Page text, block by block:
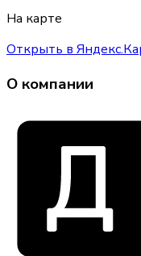
На карте
Открыть в
О компании